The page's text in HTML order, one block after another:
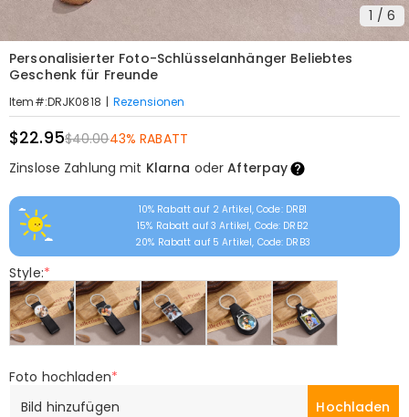
1 / 6
Personalisierter Foto-Schlüsselanhänger Beliebtes
Geschenk für Freunde
Item#:DRJK0818 | Rezensionen
$22.95$40.0043% RABATT
Zinslose Zahlung mit Klarna oderAfterpay
10% Rabatt auf 2 Artikel, Code: DRB1
15% Rabatt auf 3 Artikel, Code: DRB2
20% Rabatt auf 5 Artikel, Code: DRB3
Style:*
Foto hochladen*
Bild hinzufügen
Hochladen